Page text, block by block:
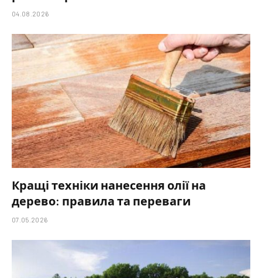
04.08.2026
Кращі техніки нанесення олії на
дерево: правила та переваги
07.05.2026